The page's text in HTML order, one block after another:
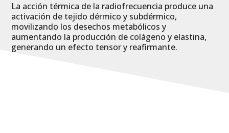
La acción térmica de la radiofrecuencia produce una
activación de tejido dérmico y subdérmico,
movilizando los desechos metabólicos y
aumentando la producción de colágeno y elastina,
generando un efecto tensor y reafirmante.